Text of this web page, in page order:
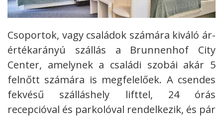
Csoportok, vagy családok számára kiváló ár-
értékarányú szállás a Brunnenhof City
Center, amelynek a családi szobái akár 5
felnőtt számára is megfelelőek. A csendes
fekvésű szálláshely lifttel, 24 órás
recepcióval és parkolóval rendelkezik, és pár